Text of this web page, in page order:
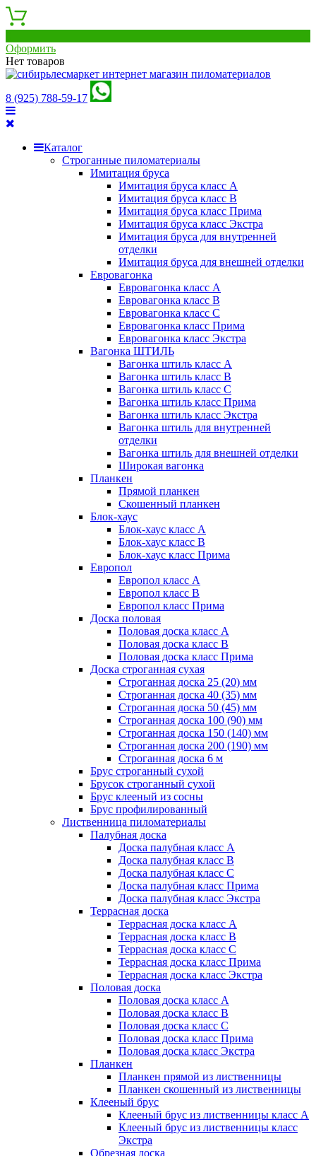
Оформить
Нет товаров
8 (925) 788-59-17
Каталог
Строганные пиломатериалы
Имитация бруса
Имитация бруса класс А
Имитация бруса класс B
Имитация бруса класс Прима
Имитация бруса класс Экстра
Имитация бруса для внутренней
отделки
Имитация бруса для внешней отделки
Евровагонка
Евровагонка класс А
Евровагонка класс B
Евровагонка класс C
Евровагонка класс Прима
Евровагонка класс Экстра
Вагонка ШТИЛЬ
Вагонка штиль класс А
Вагонка штиль класс B
Вагонка штиль класс C
Вагонка штиль класс Прима
Вагонка штиль класс Экстра
Вагонка штиль для внутренней
отделки
Вагонка штиль для внешней отделки
Широкая вагонка
Планкен
Прямой планкен
Скошенный планкен
Блок-хаус
Блок-хаус класс А
Блок-хаус класс B
Блок-хаус класс Прима
Европол
Европол класс А
Европол класс B
Европол класс Прима
Доска половая
Половая доска класс А
Половая доска класс B
Половая доска класс Прима
Доска строганная сухая
Строганная доска 25 (20) мм
Строганная доска 40 (35) мм
Строганная доска 50 (45) мм
Строганная доска 100 (90) мм
Строганная доска 150 (140) мм
Строганная доска 200 (190) мм
Строганная доска 6 м
Брус строганный сухой
Брусок строганный сухой
Брус клееный из сосны
Брус профилированный
Лиственница пиломатериалы
Палубная доска
Доска палубная класс А
Доска палубная класс B
Доска палубная класс C
Доска палубная класс Прима
Доска палубная класс Экстра
Террасная доска
Террасная доска класс А
Террасная доска класс B
Террасная доска класс C
Террасная доска класс Прима
Террасная доска класс Экстра
Половая доска
Половая доска класс А
Половая доска класс B
Половая доска класс C
Половая доска класс Прима
Половая доска класс Экстра
Планкен
Планкен прямой из лиственницы
Планкен скошенный из лиственницы
Клееный брус
Клееный брус из лиственницы класс А
Клееный брус из лиственницы класс
Экстра
Обрезная доска